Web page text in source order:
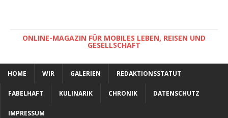
ONLINE-MAGAZIN FÜR MOBILES LEBEN, REISEN UND
GESELLSCHAFT
HOME WIR GALERIEN REDAKTIONSSTATUT
FABELHAFT KULINARIK CHRONIK DATENSCHUTZ
IMPRESSUM